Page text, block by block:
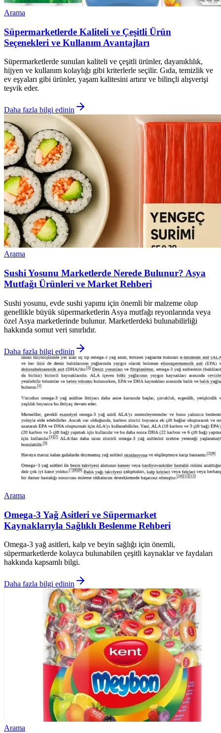
Arama
Süpermarketlerde Kaliteli ve Çeşitli Ürün
Seçenekleri ve Kullanım Avantajları
Süpermarketlerde sunulan kaliteli ve çeşitli ürünler, dayanıklılık,
hijyen ve kullanım kolaylığı gibi kriterlerle seçilir. Gıda, temizlik ve
ev eşyaları gibi ürünler, yaşam kalitesini artırır ve bilinçli alışverişi
teşvik eder.
Daha fazla bilgi edinin
Arama
Sushi Yosunu Marketlerde Nerede Bulunur? Asya
Mutfağı Ürünleri ve Market Rehberi
Sushi yosunu, evde sushi yapımı için önemli bir malzeme olup
genellikle büyük süpermarketlerin Asya mutfağı reyonlarında veya
özel Asya marketlerinde bulunur. Marketlerdeki bulunabilirliği
hakkında somut veri sınırlıdır.
Daha fazla bilgi edinin
Arama
Omega-3 Yağ Asitleri ve Süpermarket
Kaynaklarıyla Sağlıklı Beslenme Rehberi
Omega-3 yağ asitleri, kalp ve beyin sağlığı için önemli,
süpermarketlerde kolayca bulunabilen çeşitli kaynaklar ve faydaları
hakkında kapsamlı bilgi.
Daha fazla bilgi edinin
Arama